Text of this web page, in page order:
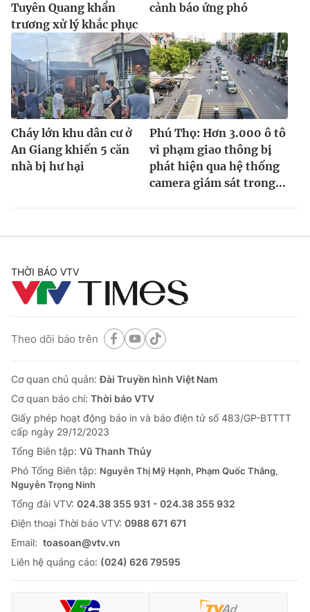
Tuyên Quang khẩn
trương xử lý khắc phục
cảnh báo ứng phó
Cháy lớn khu dân cư ở
An Giang khiến 5 căn
nhà bị hư hại
Phú Thọ: Hơn 3.000 ô tô
vi phạm giao thông bị
phát hiện qua hệ thống
camera giám sát trong...
THỜI BÁO VTV
Theo dõi báo trên
Cơ quan chủ quản:Đài Truyền hình Việt Nam
Cơ quan báo chí: Thời báo VTV
Giấy phép hoạt động báo in và báo điện tử số 483/GP-BTTTT
cấp ngày 29/12/2023
Tổng Biên tập: Vũ Thanh Thủy
Phó Tổng Biên tập: Nguyễn Thị Mỹ Hạnh, Phạm Quốc Thắng,
Nguyễn Trọng Ninh
Tổng đài VTV: 024.38 355 931 - 024.38 355 932
Ðiện thoại Thời báo VTV: 0988 671 671
Email: toasoan@vtv.vn
Liên hệ quảng cáo: (024) 626 79595